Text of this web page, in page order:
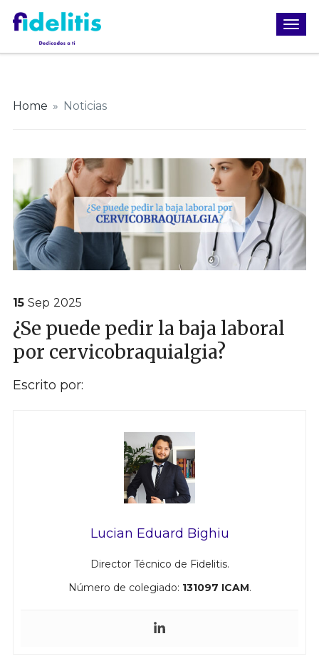
Home » Noticias
15 Sep 2025
¿Se puede pedir la baja laboral
por cervicobraquialgia?
Escrito por:
Lucian Eduard Bighiu
Director Técnico de Fidelitis.
Número de colegiado: 131097 ICAM.